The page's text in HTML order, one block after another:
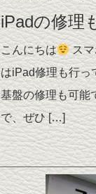
iPadの修理
こんにちは
スマ
はiPad修理も行っ
基盤の修理も可能
で、ぜひ […]